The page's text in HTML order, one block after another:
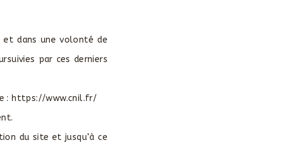
et dans une volonté de
par ces derniers
: https://www.cnil.fr/
du site et jusqu’à ce